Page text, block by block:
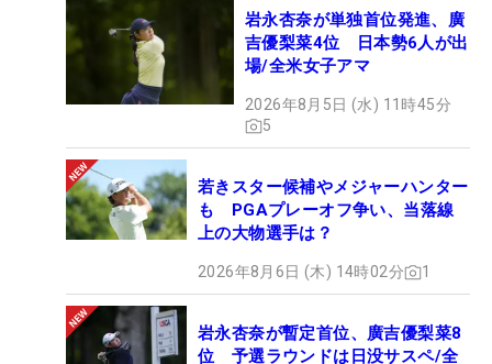
岩永杏奈が単独首位発進、廣
吉優梨菜4位 日本勢6人が出
場/全米女子アマ
2026年8月5日 (水) 11時45分
5
若きスター候補やメジャーハンター
も PGAプレーオフ争い、当落線
上の大物選手は？
2026年8月6日 (木) 14時02分 1
岩永杏奈が暫定首位、廣吉優梨菜8
位 予選ラウンドは日没サスペ/全